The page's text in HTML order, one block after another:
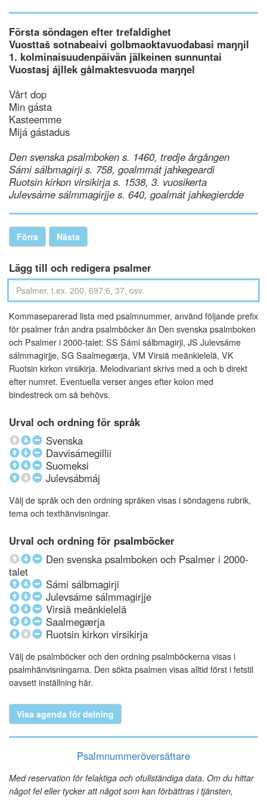
Första söndagen efter trefaldighet
Vuosttaš sotnabeaivi golbmaoktavuođabasi maŋŋil
1. kolminaisuudenpäivän jälkeinen sunnuntai
Vuostasj ájllek gålmaktesvuoda maŋŋel
Vårt dop
Min gásta
Kasteemme
Mijá gástadus
Den svenska psalmboken s. 1460, tredje årgången
Sámi sálbmagirji s. 758, goalmmát jahkegeardi
Ruotsin kirkon virsikirja s. 1538, 3. vuosikerta
Julevsáme sálmmagirjje s. 640, goalmát jahkegierdde
Förra Nästa
Lägg till och redigera psalmer
Kommaseparerad lista med psalmnummer, använd följande prefix
för psalmer från andra psalmböcker än Den svenska psalmboken
och Psalmer i 2000-talet: SS Sámi sálbmagirji, JS Julevsáme
sálmmagirjje, SG Saalmegærja, VM Virsiä meänkielelä, VK
Ruotsin kirkon virsikirja. Melodivariant skrivs med a och b direkt
efter numret. Eventuella verser anges efter kolon med
bindestreck om så behövs.
Urval och ordning för språk
Svenska
Davvisámegillii
Suomeksi
Julevsábmáj
Välj de språk och den ordning språken visas i söndagens rubrik,
tema och texthänvisningar.
Urval och ordning för psalmböcker
Den svenska psalmboken och Psalmer i 2000-
talet
Sámi sálbmagirji
Julevsáme sálmmagirjje
Virsiä meänkielelä
Saalmegærja
Ruotsin kirkon virsikirja
Välj de psalmböcker och den ordning psalmböckerna visas i
psalmhänvisningarna. Den sökta psalmen visas alltid först i fetstil
oavsett inställning här.
Visa agenda för delning
Psalmnummeröversättare
Med reservation för felaktiga och ofullständiga data. Om du hittar
något fel eller tycker att något som kan förbättras i tjänsten,